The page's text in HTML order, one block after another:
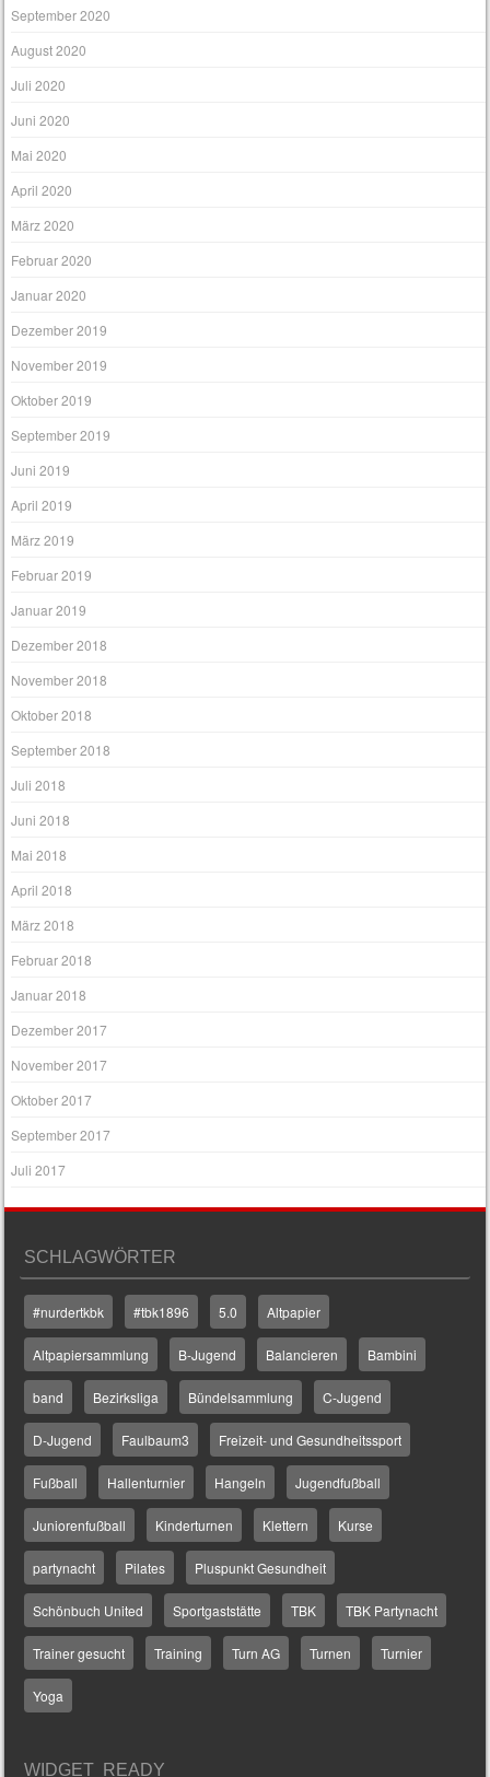
September 2020
August 2020
Juli 2020
Juni 2020
Mai 2020
April 2020
März 2020
Februar 2020
Januar 2020
Dezember 2019
November 2019
Oktober 2019
September 2019
Juni 2019
April 2019
März 2019
Februar 2019
Januar 2019
Dezember 2018
November 2018
Oktober 2018
September 2018
Juli 2018
Juni 2018
Mai 2018
April 2018
März 2018
Februar 2018
Januar 2018
Dezember 2017
November 2017
Oktober 2017
September 2017
Juli 2017
SCHLAGWÖRTER
#nurdertkbk #tbk1896 5.0 Altpapier
Altpapiersammlung B-Jugend Balancieren Bambini
band Bezirksliga Bündelsammlung C-Jugend
D-Jugend Faulbaum3 Freizeit- und Gesundheitssport
Fußball Hallenturnier Hangeln Jugendfußball
Juniorenfußball Kinderturnen Klettern Kurse
partynacht Pilates Pluspunkt Gesundheit
Schönbuch United Sportgaststätte TBK TBK Partynacht
Trainer gesucht Training Turn AG Turnen Turnier
Yoga
WIDGET READY